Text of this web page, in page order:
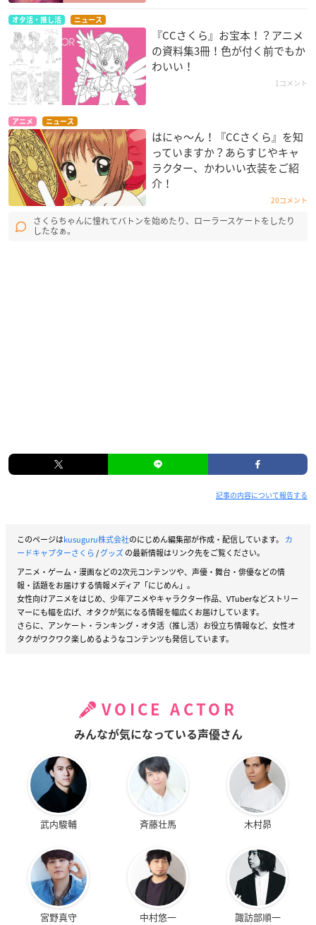
オタ活・推し活 ニュース
『CCさくら』お宝本！？アニメ
の資料集3冊！色が付く前でもか
わいい！
1コメント
アニメ ニュース
はにゃ〜ん！『CCさくら』を知
っていますか？あらすじやキャ
ラクター、かわいい衣装をご紹
介！
20コメント
さくらちゃんに憧れてバトンを始めたり、ローラースケートをしたり
したなぁ。
記事の内容について報告する
このページはkusuguru株式会社のにじめん編集部が作成・配信しています。 カ
ードキャプターさくら/グッズの最新情報はリンク先をご覧ください。
アニメ・ゲーム・漫画などの2次元コンテンツや、声優・舞台・俳優などの情
報・話題をお届けする情報メディア「にじめん」。
女性向けアニメをはじめ、少年アニメやキャラクター作品、VTuberなどストリー
マーにも幅を広げ、オタクが気になる情報を幅広くお届けしています。
さらに、アンケート・ランキング・オタ活（推し活）お役立ち情報など、女性オ
タクがワクワク楽しめるようなコンテンツも発信しています。
VOICE ACTOR
みんなが気になっている声優さん
武内駿輔 斉藤壮馬 木村昴
宮野真守 中村悠一 諏訪部順一